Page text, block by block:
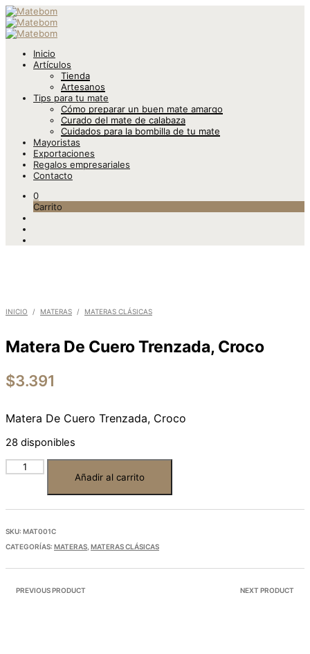
Inicio
Artículos
Tienda
Artesanos
Tips para tu mate
Cómo preparar un buen mate amargo
Curado del mate de calabaza
Cuidados para la bombilla de tu mate
Mayoristas
Exportaciones
Regalos empresariales
Contacto
0
Carrito
INICIO / MATERAS / MATERAS CLÁSICAS
Matera De Cuero Trenzada, Croco
$3.391
Matera De Cuero Trenzada, Croco
28 disponibles
Añadir al carrito
SKU: MAT001C
CATEGORÍAS: MATERAS MATERAS CLÁSICAS
PREVIOUS PRODUCT NEXT PRODUCT